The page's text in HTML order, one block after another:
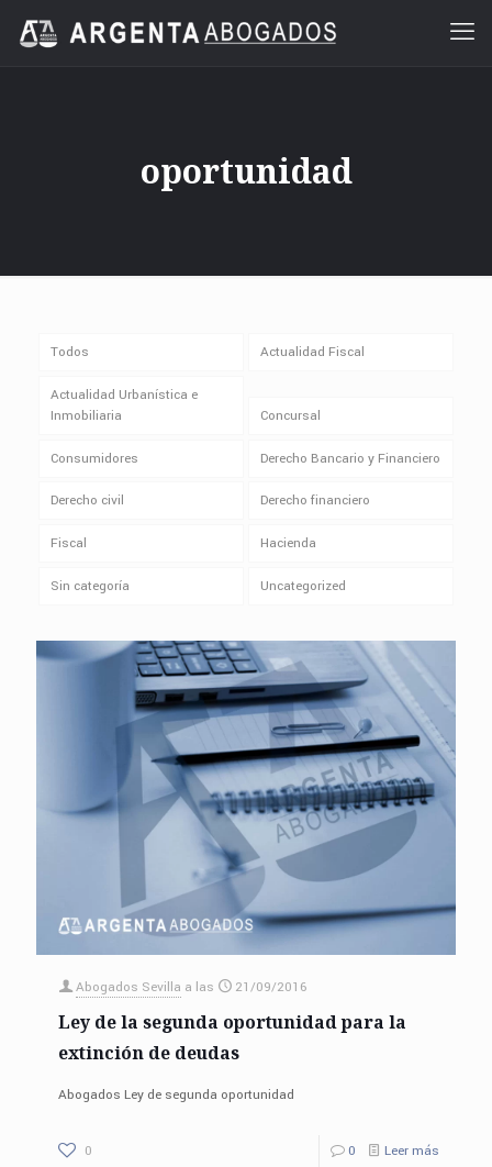
oportunidad
Todos Actualidad Fiscal
Actualidad Urbanística e
Inmobiliaria
Concursal
Consumidores Derecho Bancario y Financiero
Derecho civil Derecho financiero
Fiscal Hacienda
Sin categoría Uncategorized
Abogados Sevilla a las 21/09/2016
Ley de la segunda oportunidad para la
extinción de deudas
Abogados Ley de segunda oportunidad
0 0 Leer más